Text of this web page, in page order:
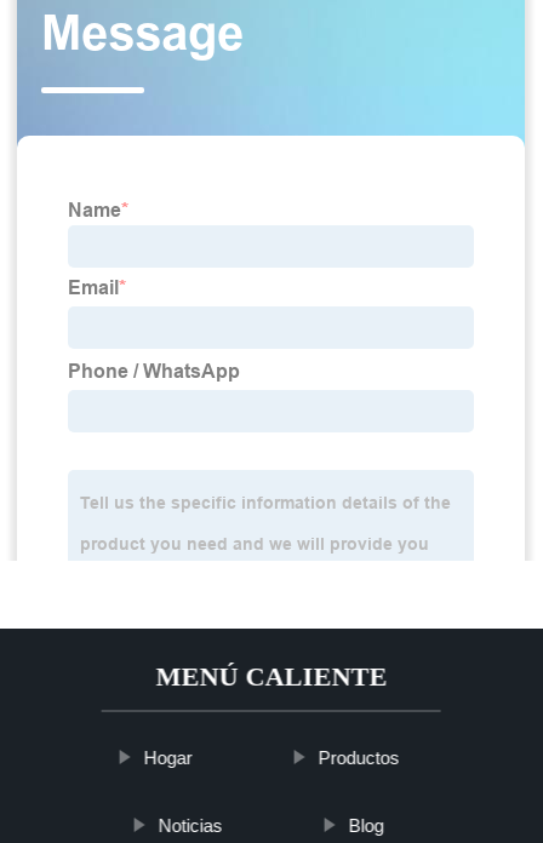
MENÚ CALIENTE
Hogar Productos
Noticias Blog